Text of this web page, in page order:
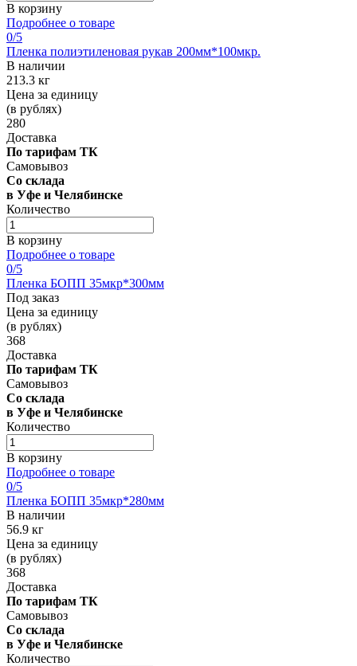
В корзину
Подробнее о товаре
0/5
Пленка полиэтиленовая рукав 200мм*100мкр.
В наличии
213.3 кг
Цена за единицу
(в рублях)
280
Доставка
По тарифам ТК
Самовывоз
Со склада
в Уфе и Челябинске
Количество
В корзину
Подробнее о товаре
0/5
Пленка БОПП 35мкр*300мм
Под заказ
Цена за единицу
(в рублях)
368
Доставка
По тарифам ТК
Самовывоз
Со склада
в Уфе и Челябинске
Количество
В корзину
Подробнее о товаре
0/5
Пленка БОПП 35мкр*280мм
В наличии
56.9 кг
Цена за единицу
(в рублях)
368
Доставка
По тарифам ТК
Самовывоз
Со склада
в Уфе и Челябинске
Количество